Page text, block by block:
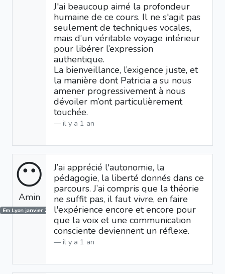
J'ai beaucoup aimé la profondeur
humaine de ce cours. Il ne s'agit pas
seulement de techniques vocales,
mais d’un véritable voyage intérieur
pour libérer l’expression
authentique.
La bienveillance, l’exigence juste, et
la manière dont Patricia a su nous
amener progressivement à nous
dévoiler m’ont particulièrement
touchée.
il y a 1 an
😶
Amin
Em Lyon janvier 2025
J’ai apprécié l'autonomie, la
pédagogie, la liberté donnés dans ce
parcours. J’ai compris que la théorie
ne suffit pas, il faut vivre, en faire
l'expérience encore et encore pour
que la voix et une communication
consciente deviennent un réflexe.
il y a 1 an